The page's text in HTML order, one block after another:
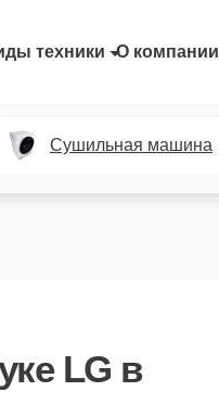
техники О компании
Сушильная машина
LG в